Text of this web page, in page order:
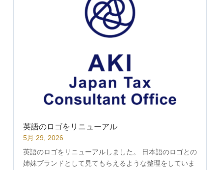
英語のロゴをリニューアル
5月 29, 2026
英語のロゴをリニューアルしました。 日本語のロゴとの
姉妹ブランドとして見てもらえるような整理をしていま